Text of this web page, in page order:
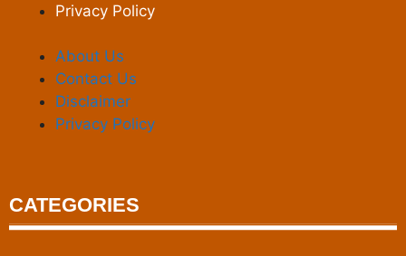
Privacy Policy
About Us
Contact Us
Disclaimer
Privacy Policy
CATEGORIES